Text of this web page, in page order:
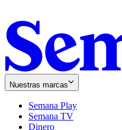
Nuestras marcas
Semana Play
Semana TV
Dinero